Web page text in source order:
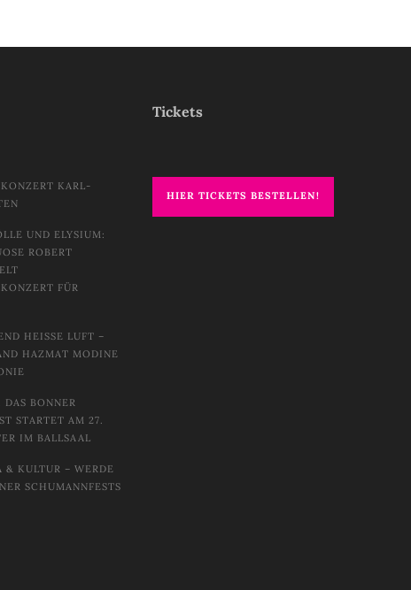
KARL-
UND ELYSIUM:
ROBERT
FÜR
HEISSE LUFT – W
HAZMAT MODINE I
BONNER
STARTET AM 27.
IM BALLSAAL
& KULTUR – WERDE
SCHUMANNFESTS
Tickets
HIER TICKETS BESTELLEN!